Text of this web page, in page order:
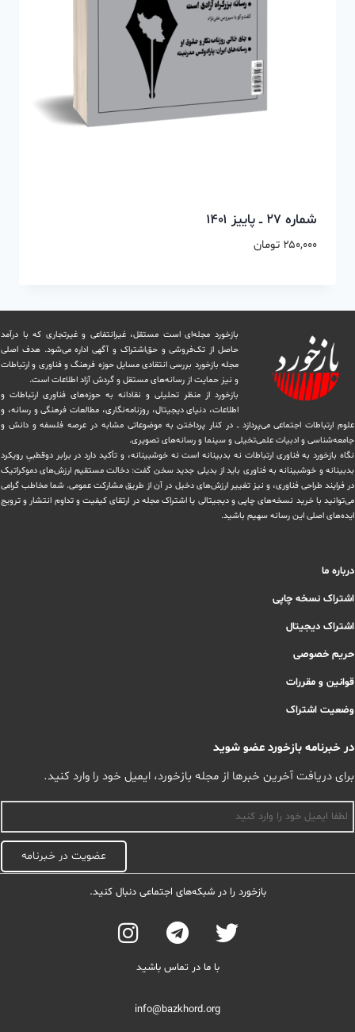
شماره ۲۷ ــ پاییز ۱۴۰۱
۲۵۰,۰۰۰ تومان
بازخورد مجله‌ای است مستقل، غیرانتفاعی و غیرتجاری که با درآمد
حاصل از تک‌فروشی و حق‌اشتراک و آگهی اداره می‌شود. ‏هدف اصلی
مجله بازخورد بررسی انتقادی مسایل حوزه فرهنگ و فناوری و ارتباطات
و نیز حمایت از رسانه‌های مستقل و‌ گردش ‏آزاد اطلاعات است.
بازخورد از منظر تحلیلی و نقادانه به حوزه‌های فناوری ارتباطات و
اطلاعات، دنیای دیجیتال، روزنامه‌نگاری، ‏مطالعات فرهنگی و رسانه، و
علوم ارتباطات اجتماعی می‌پردازد ــ در کنار پرداختن به موضوعاتی مشابه در عرصه فلسفه و دانش و
‏جامعه‌شناسی و ادبیات علمی‌تخیلی و سینما و رسانه‌های تصویری.
نگاه بازخورد به فناوری ارتباطات نه بدبینانه است نه خوشبینانه، و تأکید دارد ‏در برابر دوقطبیِ رویکرد
بدبینانه و خوشبینانه به فناوری باید از بدیلی جدید سخن گفت: دخالت مستقیم ارزش‌های دموکراتیک
در ‏فرایند طراحی فناوری، و نیز تغییر ارزش‌های دخيل در آن از طریق مشاركت عمومی. شما مخاطب گرامی
می‌توانید با خرید نسخه‌های چاپی و دیجیتالی یا ‏اشتراک مجله در ارتقای کیفیت و تداوم انتشار و ترویج
ایده‌های اصلی این رسانه سهیم باشید.
درباره ما
اشتراک نسخه چاپی
اشتراک دیجیتال
حریم خصوصی
قوانین و مقررات
وضعیت اشتراک
در خبرنامه بازخورد عضو شوید
برای دریافت آخرین خبرها از مجله بازخورد، ایمیل خود را وارد کنید.
عضویت در خبرنامه
بازخورد را در شبکه‌های اجتماعی دنبال کنید.
با ما در تماس باشید
info@bazkhord.org